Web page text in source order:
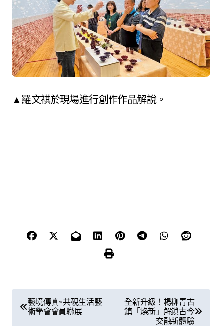
▲羅文祺於現場進行創作作品解說。
文藝境傳真~共硯生活藝
術學會會員聯展
全新升級！楊柳青古
鎮「煥新」解鎖古今
交融新體驗